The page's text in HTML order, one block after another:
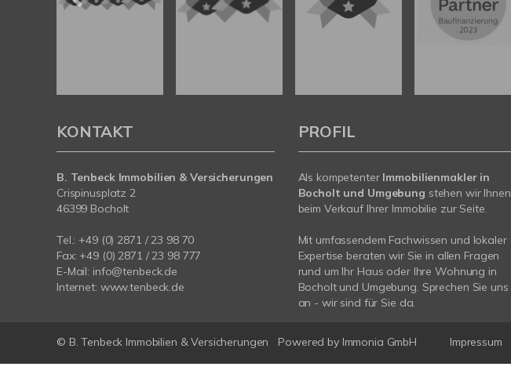
KONTAKT
B. Tenbeck Immobilien & Versicherungen
Crispinusplatz 2
46399 Bocholt
Tel.: +49 (0) 2871 / 23 98 70
Fax: +49 (0) 2871 / 23 98 777
E-Mail: info@tenbeck.de
Internet: www.tenbeck.de
PROFIL
Als kompetenter Immobilienmakler in
Bocholt und Umgebung stehen wir Ihnen
beim Verkauf Ihrer Immobilie zur Seite.
Mit umfassendem Fachwissen und lokaler
Expertise beraten wir Sie in allen Fragen
rund um Ihr Haus oder Ihre Wohnung in
Bocholt und Umgebung. Sprechen Sie uns
an - wir sind für Sie da.
© B. Tenbeck Immobilien & Versicherungen Powered by Immonia GmbH Impressum